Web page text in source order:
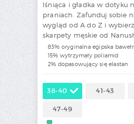
lśniąca i gładka w dotyku
praniach. Zafunduj sobie
wygląd od A do Z i
skarpety męskie od
83% oryginalna egipska
15% wytrzymały poliamid
2% dopasowujący się elastan
38-40 41-43
47-49